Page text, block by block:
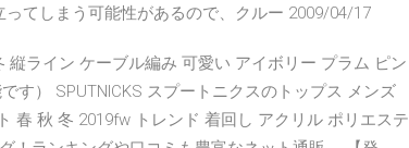
てしまう可能性があるので、クルー 2009/04/17
ライン ケーブル編み 可愛い アイボリー プラム ピン
す） SPUTNICKS スプートニクスのトップス メンズ
春 秋 冬 2019fw トレンド 着回し アクリル ポリエステ